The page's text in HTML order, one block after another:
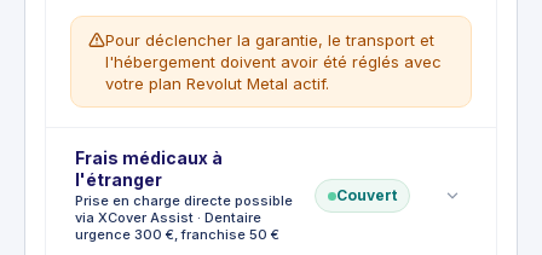
Pour déclencher la garantie, le transport et
l'hébergement doivent avoir été réglés avec
votre plan Revolut Metal actif.
Franchise:€50
CE QUI EST COUVERT
Maladie, blessure ou décès de l'assuré ou
d'un co-voyageur. Licenciement
Frais médicaux à
l'étranger
Prise en charge directe possible
via XCover Assist · Dentaire
urgence 300 €, franchise 50 €
Couvert